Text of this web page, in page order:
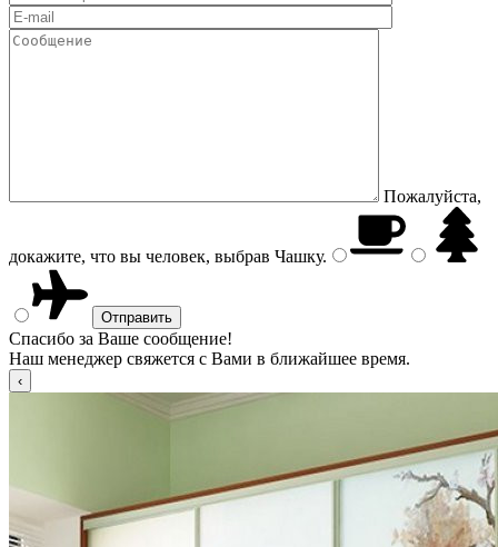
Пожалуйста,
докажите, что вы человек, выбрав Чашку.
Спасибо за Ваше сообщение!
Наш менеджер свяжется с Вами в ближайшее время.